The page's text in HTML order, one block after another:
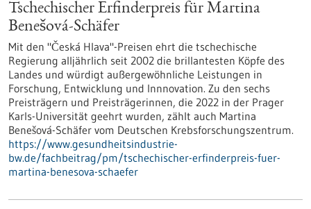
Tschechischer Erfinderpreis für Martina
Benešová-Schäfer
Mit den "Česká Hlava"-Preisen ehrt die tschechische
Regierung alljährlich seit 2002 die brillantesten Köpfe des
Landes und würdigt außergewöhnliche Leistungen in
Forschung, Entwicklung und Innnovation. Zu den sechs
Preisträgern und Preisträgerinnen, die 2022 in der Prager
Karls-Universität geehrt wurden, zählt auch Martina
Benešová-Schäfer vom Deutschen Krebsforschungszentrum.
https://www.gesundheitsindustrie-
bw.de/fachbeitrag/pm/tschechischer-erfinderpreis-fuer-
martina-benesova-schaefer